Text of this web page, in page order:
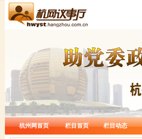
杭州网首页 栏目首页 栏目动态